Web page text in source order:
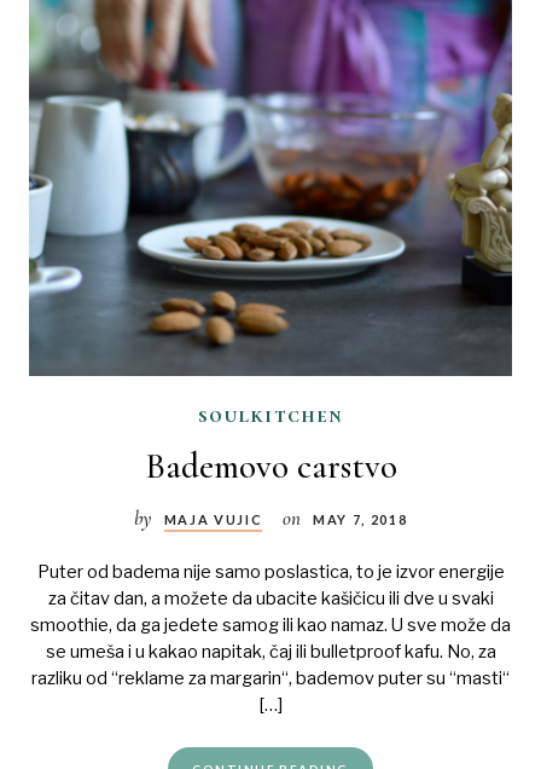
soulkitchen
Bademovo carstvo
by MAJA VUJIC on MAY 7, 2018
Puter od badema nije samo poslastica, to je izvor energije
za čitav dan, a možete da ubacite kašičicu ili dve u svaki
smoothie, da ga jedete samog ili kao namaz. U sve može da
se umeša i u kakao napitak, čaj ili bulletproof kafu. No, za
razliku od “reklame za margarin“, bademov puter su “masti“
[…]